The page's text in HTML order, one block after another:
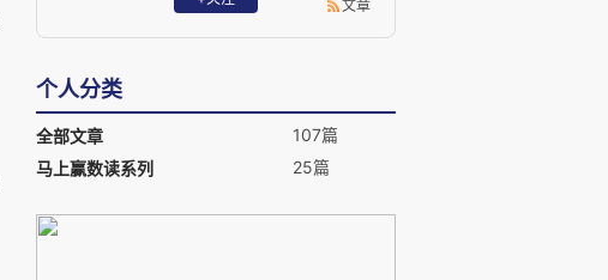
文章
个人分类
全部文章
107篇
马上赢数读系列
25篇